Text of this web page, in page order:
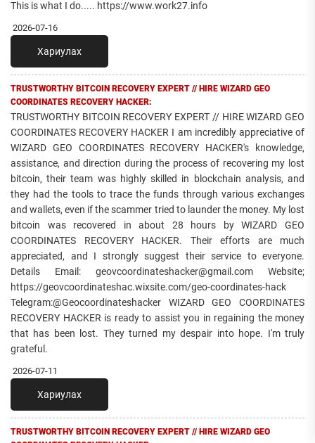
This is what I do..... https://www.work27.info
2026-07-16
Хариулах
TRUSTWORTHY BITCOIN RECOVERY EXPERT // HIRE WIZARD GEO
COORDINATES RECOVERY HACKER:
TRUSTWORTHY BITCOIN RECOVERY EXPERT // HIRE WIZARD GEO
COORDINATES RECOVERY HACKER I am incredibly appreciative of
WIZARD GEO COORDINATES RECOVERY HACKER's knowledge,
assistance, and direction during the process of recovering my lost
bitcoin, their team was highly skilled in blockchain analysis, and
they had the tools to trace the funds through various exchanges
and wallets, even if the scammer tried to launder the money. My lost
bitcoin was recovered in about 28 hours by WIZARD GEO
COORDINATES RECOVERY HACKER. Their efforts are much
appreciated, and I strongly suggest their service to everyone.
Details Email: geovcoordinateshacker@gmail.com Website;
https://geovcoordinateshac.wixsite.com/geo-coordinates-hack
Telegram:@Geocoordinateshacker WIZARD GEO COORDINATES
RECOVERY HACKER is ready to assist you in regaining the money
that has been lost. They turned my despair into hope. I'm truly
grateful.
2026-07-11
Хариулах
TRUSTWORTHY BITCOIN RECOVERY EXPERT // HIRE WIZARD GEO